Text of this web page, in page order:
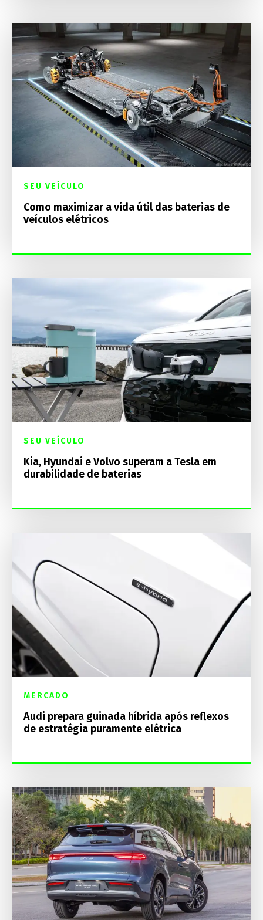
SEU VEÍCULO
Como maximizar a vida útil das baterias de
veículos elétricos
SEU VEÍCULO
Kia, Hyundai e Volvo superam a Tesla em
durabilidade de baterias
MERCADO
Audi prepara guinada híbrida após reflexos
de estratégia puramente elétrica